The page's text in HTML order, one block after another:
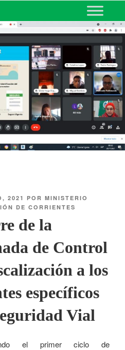
EDUCACIÓN
2021 PORMINISTERIO
DE CORRIENTES
de la
de Control
a los
específicos
Vial
el primer ciclo de